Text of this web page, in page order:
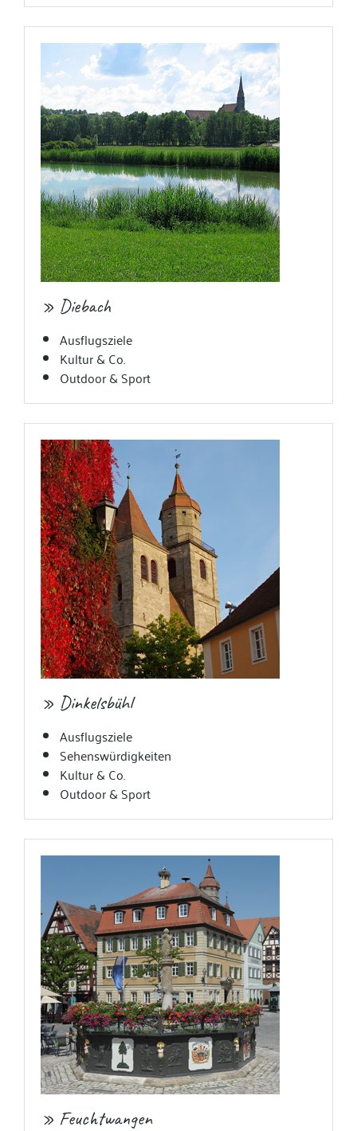
» Diebach
Ausflugsziele
Kultur & Co.
Outdoor & Sport
» Dinkelsbühl
Ausflugsziele
Sehenswürdigkeiten
Kultur & Co.
Outdoor & Sport
» Feuchtwangen